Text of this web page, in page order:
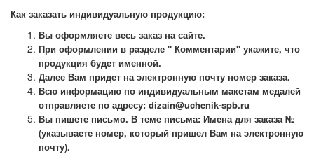
Как заказать индивидуальную продукцию:
Вы оформляете весь заказ на сайте.
При оформлении в разделе " Комментарии" укажите, что
продукция будет именной.
Далее Вам придет на электронную почту номер заказа.
Всю информацию по индивидуальным макетам медалей
отправляете по адресу: dizain@uchenik-spb.ru
Вы пишете письмо. В теме письма: Имена для заказа №
(указываете номер, который пришел Вам на электронную
почту).